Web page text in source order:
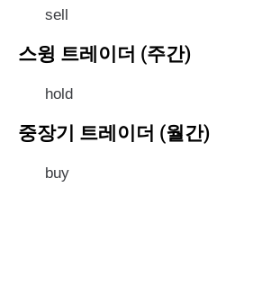
sell
스윙 트레이더 (주간)
hold
중장기 트레이더 (월간)
buy